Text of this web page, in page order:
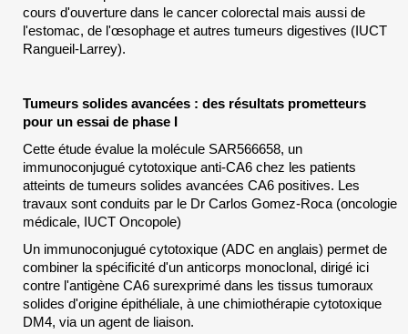
cours d'ouverture dans le cancer colorectal mais aussi de
l'estomac, de l'œsophage et autres tumeurs digestives (IUCT
Rangueil-Larrey).
Tumeurs solides avancées : des résultats prometteurs
pour un essai de phase I
Cette étude évalue la molécule SAR566658, un
immunoconjugué cytotoxique anti-CA6 chez les patients
atteints de tumeurs solides avancées CA6 positives. Les
travaux sont conduits par le Dr Carlos Gomez-Roca (oncologie
médicale, IUCT Oncopole)
Un immunoconjugué cytotoxique (ADC en anglais) permet de
combiner la spécificité d'un anticorps monoclonal, dirigé ici
contre l'antigène CA6 surexprimé dans les tissus tumoraux
solides d'origine épithéliale, à une chimiothérapie cytotoxique
DM4, via un agent de liaison.